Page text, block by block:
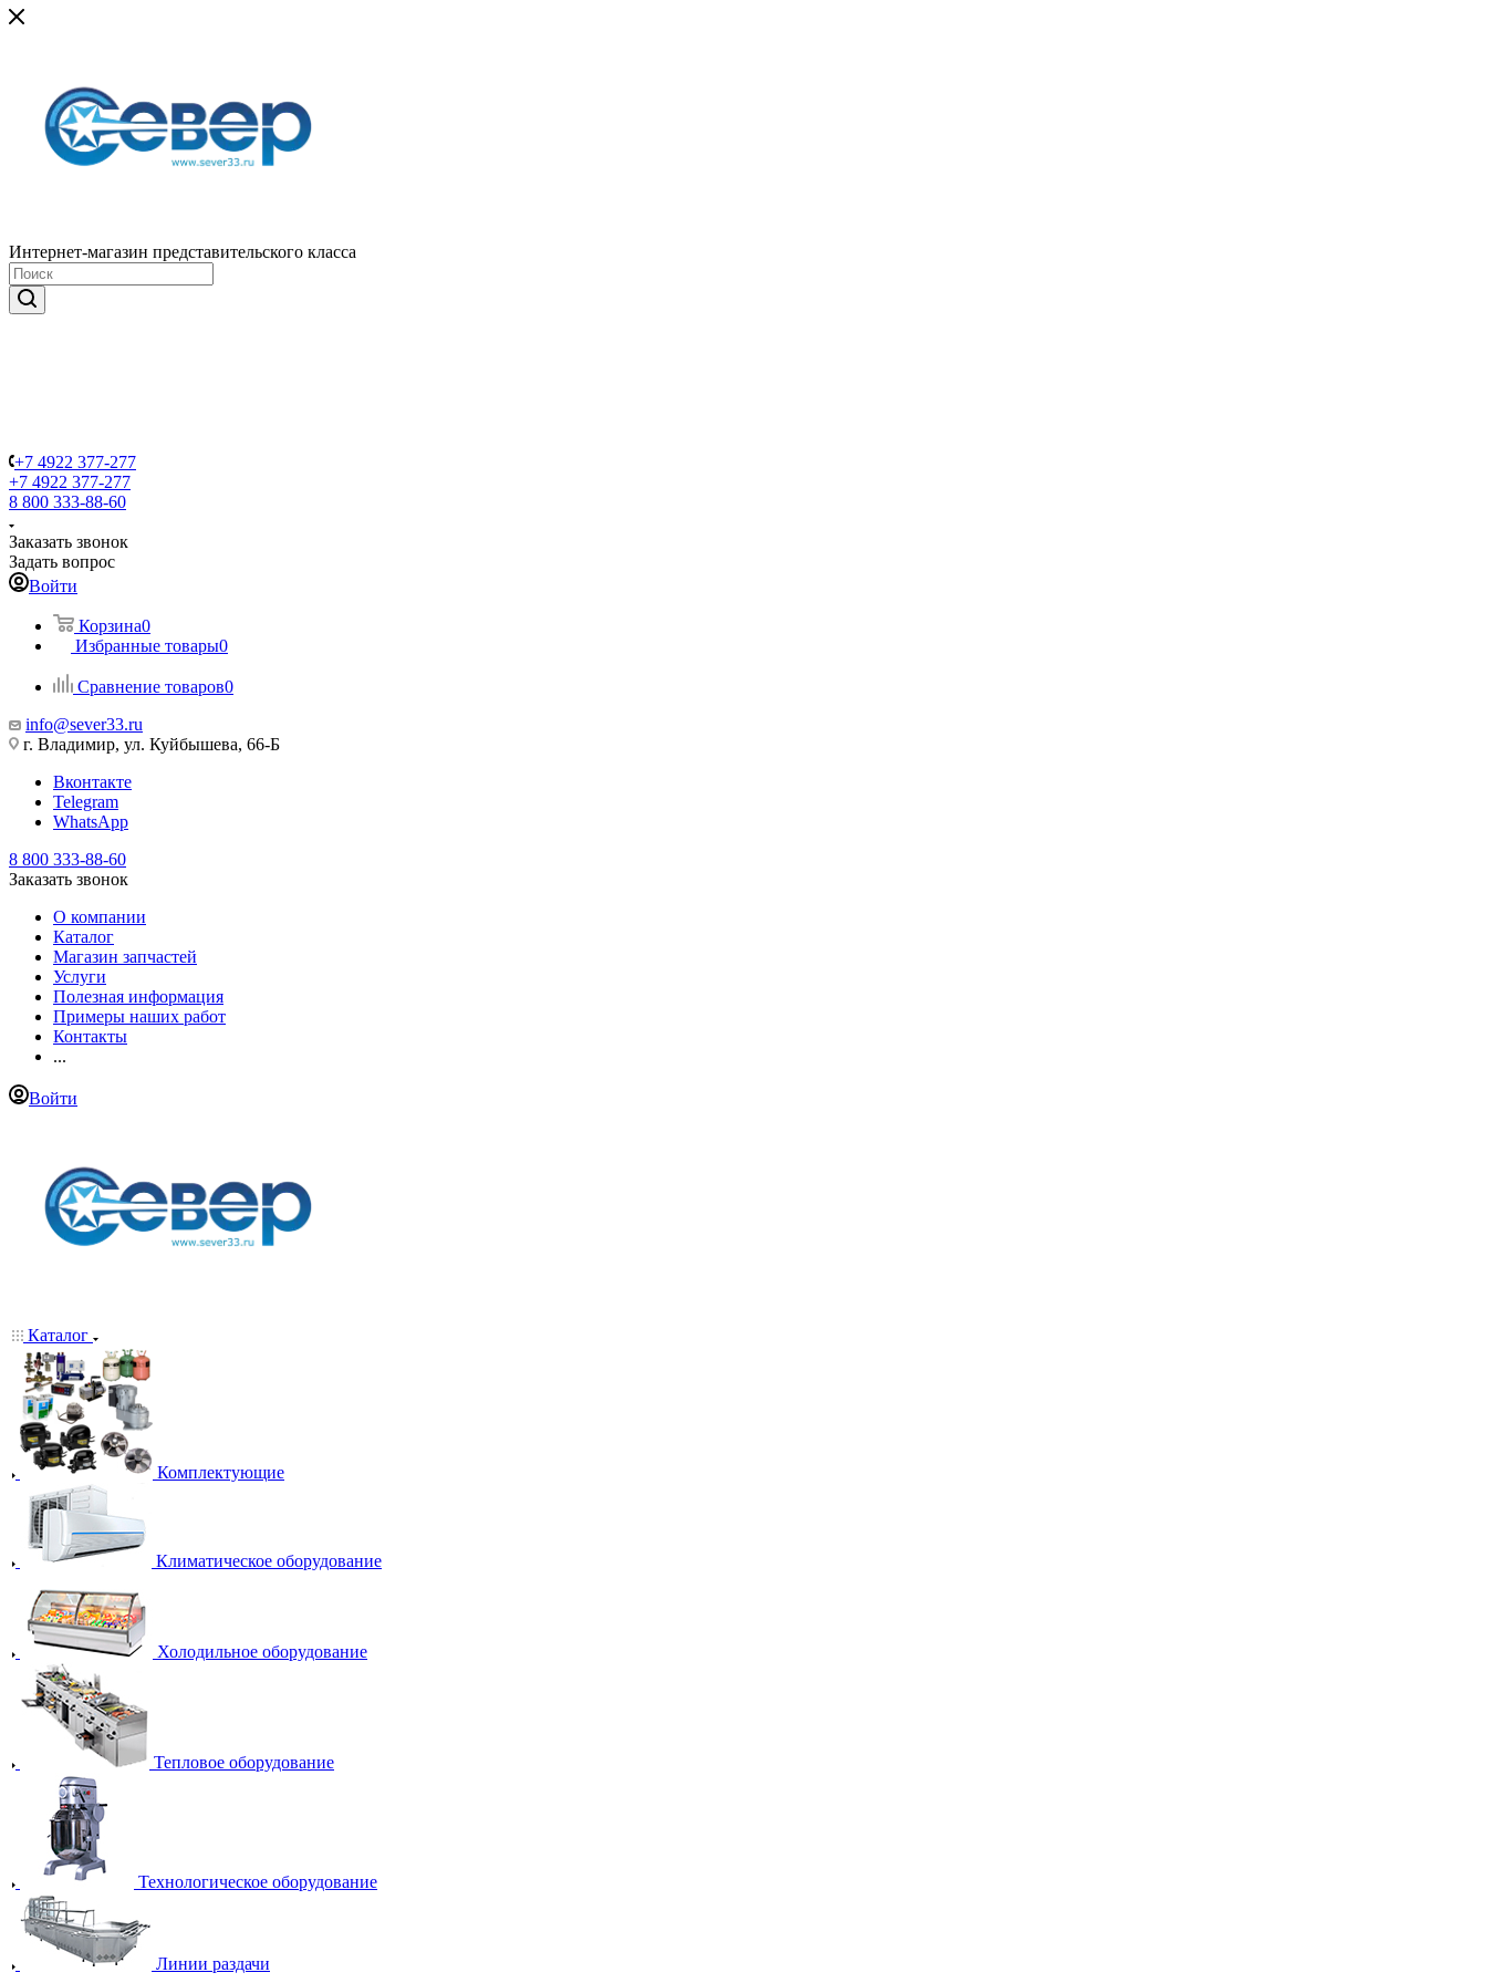
Интернет-магазин представительского класса
+7 4922 377-277
+7 4922 377-277
8 800 333-88-60
Заказать звонок
Задать вопрос
Войти
Корзина0
Избранные товары0
Сравнение товаров0
info@sever33.ru
г. Владимир, ул. Куйбышева, 66-Б
Вконтакте
Telegram
WhatsApp
8 800 333-88-60
Заказать звонок
О компании
Каталог
Магазин запчастей
Услуги
Полезная информация
Примеры наших работ
Контакты
...
Войти
Каталог
Комплектующие
Климатическое оборудование
Холодильное оборудование
Тепловое оборудование
Технологическое оборудование
Линии раздачи